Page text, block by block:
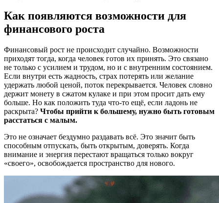
Как появляются возможности для
финансового роста
Финансовый рост не происходит случайно. Возможности
приходят тогда, когда человек готов их принять. Это связано
не только с усилием и трудом, но и с внутренним состоянием.
Если внутри есть жадность, страх потерять или желание
удержать любой ценой, поток перекрывается. Человек словно
держит монету в сжатом кулаке и при этом просит дать ему
больше. Но как положить туда что-то ещё, если ладонь не
раскрыта? Чтобы прийти к большему, нужно быть готовым
расстаться с малым.
Это не означает бездумно раздавать всё. Это значит быть
способным отпускать, быть открытым, доверять. Когда
внимание и энергия перестают вращаться только вокруг
«своего», освобождается пространство для нового.